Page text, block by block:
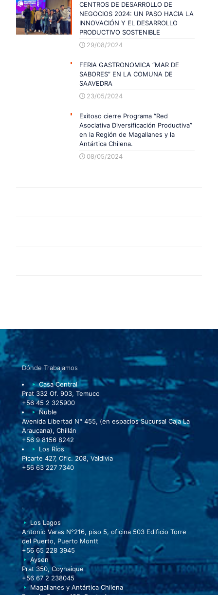
CENTROS DE DESARROLLO DE
NEGOCIOS 2024: UN PASO HACIA LA
INNOVACIÓN Y EL DESARROLLO
PRODUCTIVO SOSTENIBLE
29/08/2024
FERIA GASTRONOMICA “MAR DE
SABORES” EN LA COMUNA DE
SAAVEDRA
23/05/2024
Exitoso cierre Programa “Red
Asociativa Diversificación Productiva”
en la Región de Magallanes y la
Antártica Chilena.
08/05/2024
Dónde Trabajamos
Casa Central
Prat 332 Of. 903, Temuco
+56 45 2 325900
Ñuble
Avenida Libertad N° 455, (en espacios Sucursal Caja La
Araucana), Chillán
+56 9 8156 8242
Los Ríos
Picarte 427, Ofic. 208, Valdivia
+56 63 227 7340
.
Los Lagos
Antonio Varas N°216, piso 5, oficina 503 Edificio Torre
del Puerto, Puerto Montt
+56 65 228 3945
Aysen
Prat 350, Coyhaique
+56 67 2 238045
Magallanes y Antártica Chilena